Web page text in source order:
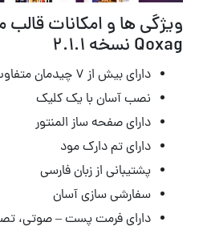
ویژگی ها و امکانات
Qoxag نسخه 2.1.1
دارای بیش از ۷ چیدمان متفاوت برای هدر
نصب آسان با یک کلیک
دارای صفحه ساز المنتور
دارای تم دارک مود
پشتیبانی از زبان فارسی
سفارشی سازی آسان
دارای فرمت پست – صوتی،